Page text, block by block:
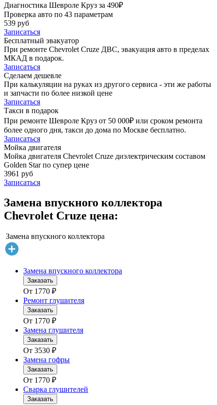
Диагностика Шевроле Круз за 490₽
Проверка авто по 43 параметрам
539 руб
Записаться
Бесплатный эвакуатор
При ремонте Chevrolet Cruze ДВС, эвакуация авто в пределах
МКАД в подарок.
Записаться
Сделаем дешевле
При калькуляции на руках из другого сервиса - эти же работы
и запчасти по более низкой цене
Записаться
Такси в подарок
При ремонте Шевроле Круз от 50 000₽ или сроком ремонта
более одного дня, такси до дома по Москве бесплатно.
Записаться
Мойка двигателя
Мойка двигателя Chevrolet Cruze диэлектрическим составом
Golden Star по супер цене
3961 руб
Записаться
Замена впускного коллектора
Chevrolet Cruze цена:
Замена впускного коллектора
Замена впускного коллектора
Заказать
От 1770 ₽
Ремонт глушителя
Заказать
От 1770 ₽
Замена глушителя
Заказать
От 3530 ₽
Замена гофры
Заказать
От 1770 ₽
Сварка глушителей
Заказать